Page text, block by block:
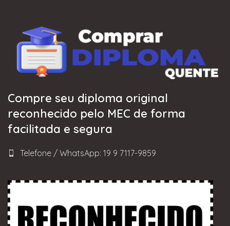
Compre seu diploma original
reconhecido pelo MEC de forma
facilitada e segura
Telefone / WhatsApp: 19 9 7117-9859